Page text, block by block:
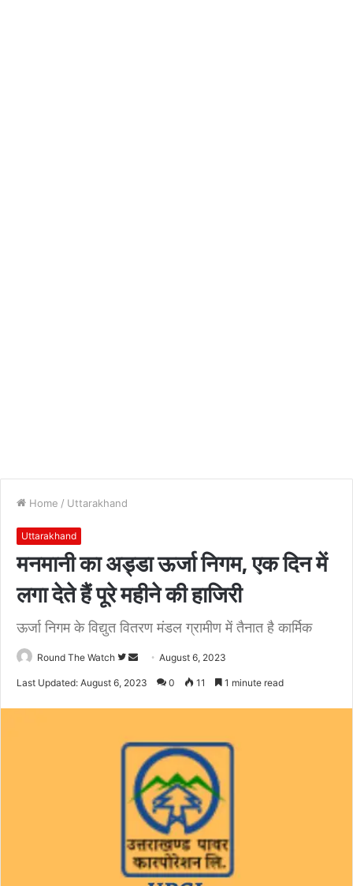
Home / Uttarakhand
Uttarakhand
मनमानी का अड्डा ऊर्जा निगम, एक दिन में
लगा देते हैं पूरे महीने की हाजिरी
ऊर्जा निगम के विद्युत वितरण मंडल ग्रामीण में तैनात है कार्मिक
Round The Watch
Follow
SendAugust 6, 2023
Last Updated: August 6, 2023 0 11 1 minute read